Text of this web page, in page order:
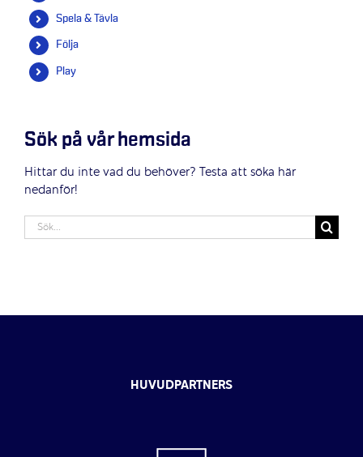
Spela & Tävla
Följa
Play
Sök på vår hemsida
Hittar du inte vad du behöver? Testa att söka här
nedanför!
Sök
efter:
HUVUDPARTNERS